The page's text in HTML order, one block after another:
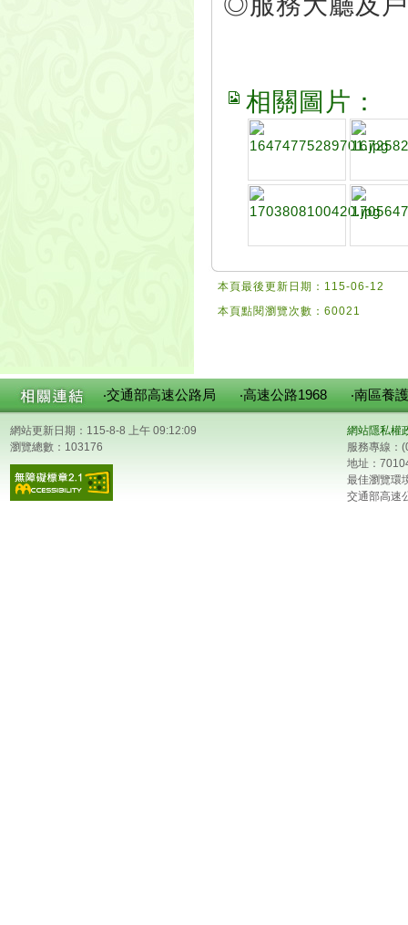
相關圖片：
本頁最後更新日期：115-06-12
本頁點閱瀏覽次數：60021
‧交通部高速公路局 ‧高速公路1968 ‧南區養
網站更新日期：115-8-8 上午 09:12:09
瀏覽總數：103176
網站隱私權
服務專線：
地址：
最佳瀏覽環
交通部高速